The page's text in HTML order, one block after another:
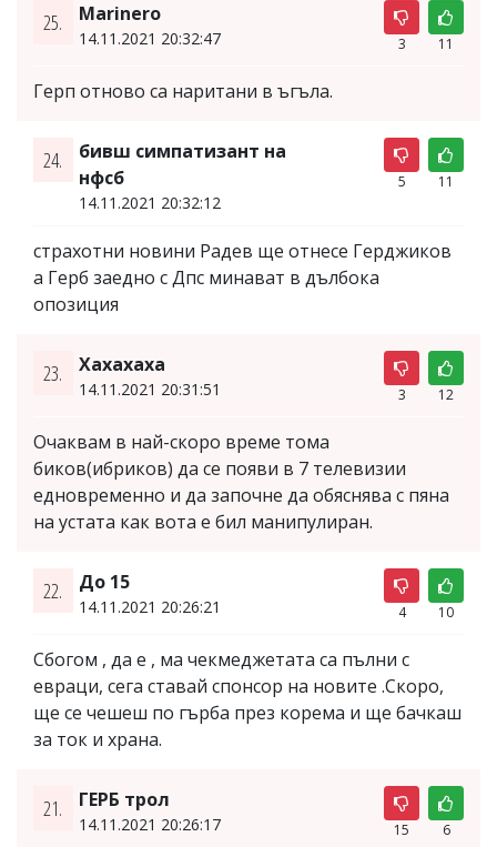
25. Marinero
14.11.2021 20:32:47 3 11
Герп отново са наритани в ъгъла.
24.
бивш симпатизант на
нфсб
14.11.2021 20:32:12
5 11
страхотни новини Радев ще отнесе Герджиков
а Герб заедно с Дпс минават в дълбока
опозиция
23. Хахахаха
14.11.2021 20:31:51 3 12
Очаквам в най-скоро време тома
биков(ибриков) да се появи в 7 телевизии
едновременно и да започне да обяснява с пяна
на устата как вота е бил манипулиран.
22. До 15
14.11.2021 20:26:21 4 10
Сбогом , да е , ма чекмеджетата са пълни с
евраци, сега ставай спонсор на новите .Скоро,
ще се чешеш по гърба през корема и ще бачкаш
за ток и храна.
21. ГЕРБ трол
14.11.2021 20:26:17 15 6